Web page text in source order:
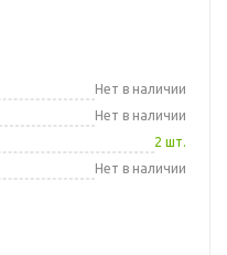
Нет в наличии
Нет в наличии
2 шт.
Нет в наличии